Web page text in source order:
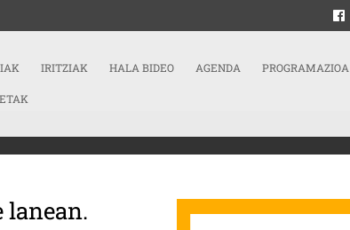
IRITZIAK HALA BIDEO AGENDA PROGRAMAZIOA